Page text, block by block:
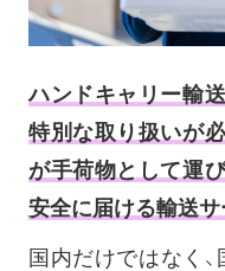
ハンドキャリー輸
特別な取り扱いが
が手荷物として運
安全に届ける輸送サ
国内だけではなく